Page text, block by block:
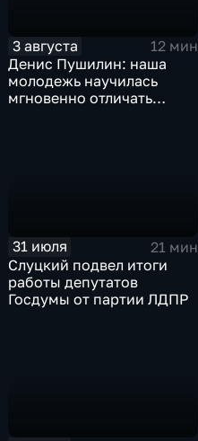
3 августа
12 мин
Денис Пушилин: наша
молодежь научилась
мгновенно отличать
31 июля
21 мин
Слуцкий подвел итоги
работы депутатов
Госдумы от партии ЛДПР